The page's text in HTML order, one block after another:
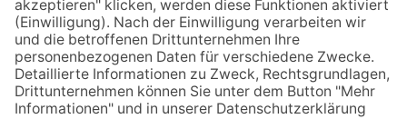
Familienpf…
weiterlesen
12. Mai 2022